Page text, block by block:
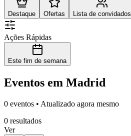
Destaque Ofertas Lista de convidados
Ações Rápidas
Este fim de semana
Eventos em Madrid
0 eventos • Atualizado agora mesmo
0 resultados
Ver